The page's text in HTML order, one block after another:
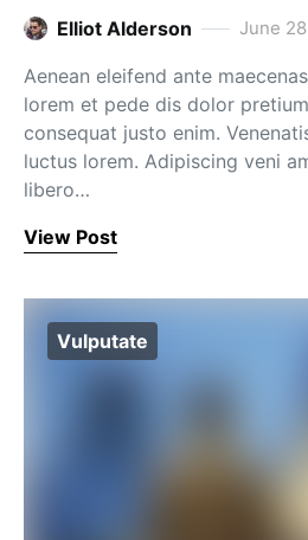
Elliot Alderson June
Aenean eleifend ante
lorem et pede dis dolor
consequat justo enim.
luctus lorem. Adipiscing veni
libero…
View Post
Vulputate